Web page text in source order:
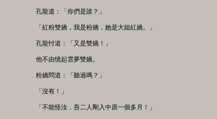
孔龍道：「你們是誰？」
「紅粉雙嬌，我是粉嬌，她是大姐紅嬌。」
孔龍忖道：「又是雙嬌！」
他不由憶起雲夢雙嬌。
粉嬌問道：「聽過嗎？」
「沒有！」
「不能怪汝，吾二人剛入中原一個多月！」